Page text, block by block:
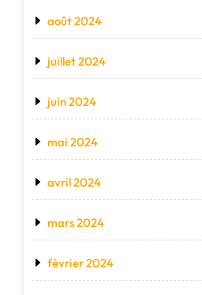
août 2024
juillet 2024
juin 2024
mai 2024
avril 2024
mars 2024
février 2024